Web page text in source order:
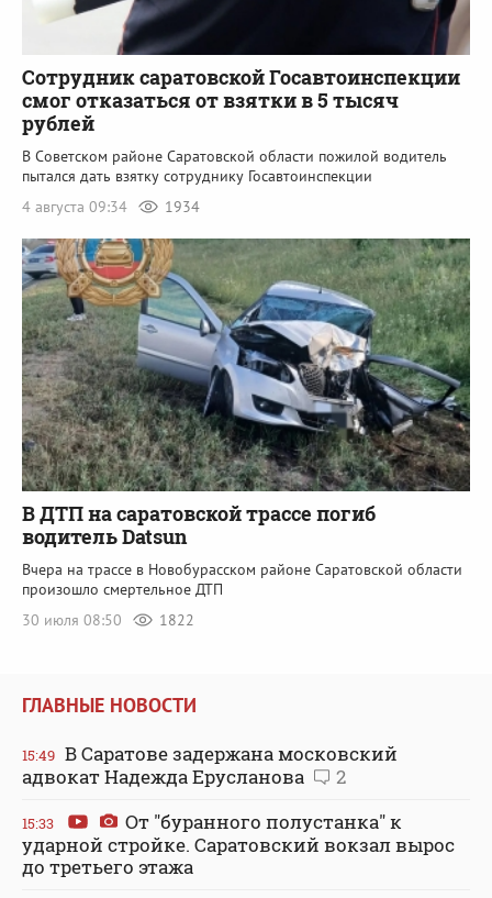
Сотрудник саратовской Госавтоинспекции
смог отказаться от взятки в 5 тысяч
рублей
В Советском районе Саратовской области пожилой водитель
пытался дать взятку сотруднику Госавтоинспекции
4 августа 09:34
1934
В ДТП на саратовской трассе погиб
водитель Datsun
Вчера на трассе в Новобурасском районе Саратовской области
произошло смертельное ДТП
30 июля 08:50
1822
ГЛАВНЫЕ НОВОСТИ
15:49 В Саратове задержана московский
адвокат Надежда Ерусланова
2
15:33
От "буранного полустанка" к
ударной стройке. Саратовский вокзал вырос
до третьего этажа